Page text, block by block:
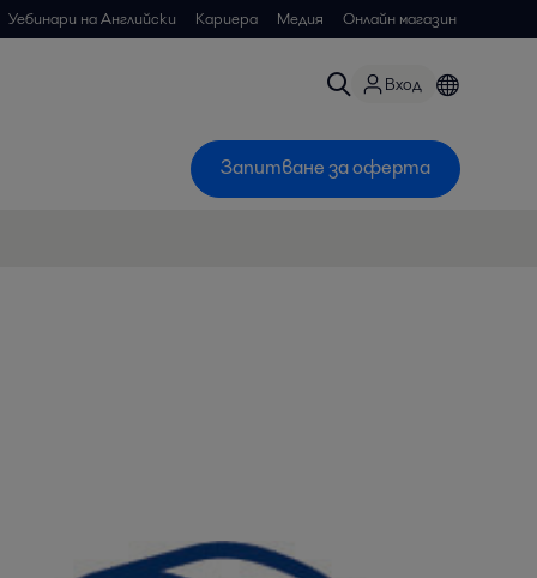
Уебинари на Английски Кариера Медия Онлайн магазин
Вход
Запитване за оферта